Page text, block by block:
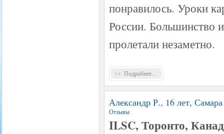
понравилось. Уроки
России. Большинство
пролетали незаметно.
Подробнее...
Александр Р., 16 лет, Самара
Отзывы
ILSC, Торонто,